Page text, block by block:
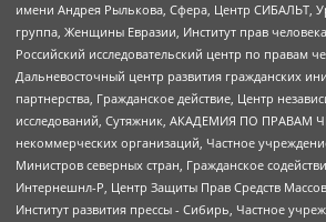
имени Андрея Рылькова, Сфера, Центр СИБАЛЬТ,
группа, Женщины Евразии, Институт прав
Российский исследовательский центр по правам
Дальневосточный центр развития гражданских
партнерства, Гражданское действие, Центр
исследований, Сутяжник, АКАДЕМИЯ ПО ПРАВАМ
некоммерческих организаций, Частное
Министров северных стран, Гражданское
Интернешнл-Р, Центр Защиты Прав Средств
Институт развития прессы - Сибирь, Частное